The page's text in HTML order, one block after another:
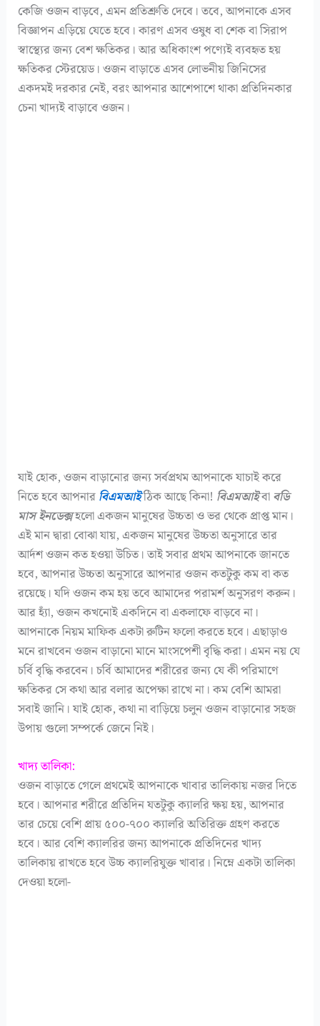
কেজি ওজন বাড়বে, এমন প্রতিশ্রুতি দেবে। তবে, আপনাকে এসব
বিজ্ঞাপন এড়িয়ে যেতে হবে। কারণ এসব ওষুধ বা শেক বা সিরাপ
স্বাস্থ্যের জন্য বেশ ক্ষতিকর। আর অধিকাংশ পণ্যেই ব্যবহৃত হয়
ক্ষতিকর স্টেরয়েড। ওজন বাড়াতে এসব লোভনীয় জিনিসের
একদমই দরকার নেই, বরং আপনার আশেপাশে থাকা প্রতিদিনকার
চেনা খাদ্যই বাড়াবে ওজন।
যাই হোক, ওজন বাড়ানোর জন্য সর্বপ্রথম আপনাকে যাচাই করে
নিতে হবে আপনারবিএমআইঠিক আছে কিনা! বিএমআইবাবডি
মাস ইনডেক্সহলো একজন মানুষের উচ্চতা ও ভর থেকে প্রাপ্ত মান।
এই মান দ্বারা বোঝা যায়, একজন মানুষের উচ্চতা অনুসারে তার
আর্দশ ওজন কত হওয়া উচিত। তাই সবার প্রথম আপনাকে জানতে
হবে, আপনার উচ্চতা অনুসারে আপনার ওজন কতটুকু কম বা কত
রয়েছে। যদি ওজন কম হয় তবে আমাদের পরামর্শ অনুসরণ করুন।
আর হ্যাঁ, ওজন কখনোই একদিনে বা একলাফে বাড়বে না।
আপনাকে নিয়ম মাফিক একটা রুটিন ফলো করতে হবে। এছাড়াও
মনে রাখবেন ওজন বাড়ানো মানে মাংসপেশী বৃদ্ধি করা। এমন নয় যে
চর্বি বৃদ্ধি করবেন। চর্বি আমাদের শরীরের জন্য যে কী পরিমাণে
ক্ষতিকর সে কথা আর বলার অপেক্ষা রাখে না। কম বেশি আমরা
সবাই জানি। যাই হোক, কথা না বাড়িয়ে চলুন ওজন বাড়ানোর সহজ
উপায় গুলো সম্পর্কে জেনে নিই।
খাদ্য তালিকা:
ওজন বাড়াতে গেলে প্রথমেই আপনাকে খাবার তালিকায় নজর দিতে
হবে। আপনার শরীরে প্রতিদিন যতটুকু ক্যালরি ক্ষয় হয়, আপনার
তার চেয়ে বেশি প্রায় ৫০০-৭০০ ক্যালরি অতিরিক্ত গ্রহণ করতে
হবে। আর বেশি ক্যালরির জন্য আপনাকে প্রতিদিনের খাদ্য
তালিকায় রাখতে হবে উচ্চ ক্যালরিযুক্ত খাবার। নিম্নে একটা তালিকা
দেওয়া হলো-